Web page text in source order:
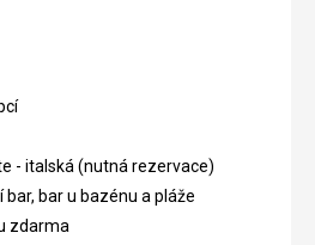
- italská (nutná rezervace)
bar, bar u bazénu a pláže
zdarma